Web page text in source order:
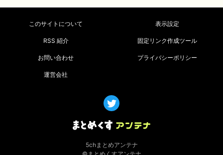
このサイトについて 表示設定
RSS 紹介 固定リンク作成ツール
お問い合わせ プライバシーポリシー
運営会社
5chまとめアンテナ